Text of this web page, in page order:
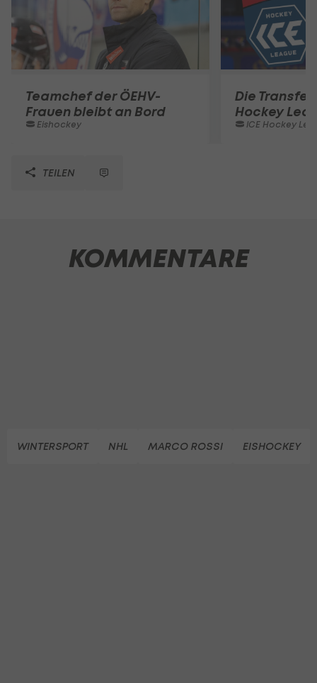
Teamchef der ÖEHV-
Frauen bleibt an Bord
Eishockey
Die
Hockey
ICE Hockey
TEILEN
KOMMENTARE
WINTERSPORT NHL MARCO ROSSI EISHOCKEY